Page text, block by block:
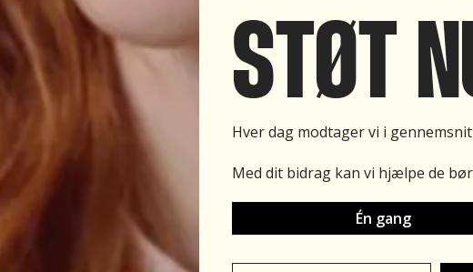
STØT
Hver dag modtager vi i
Med dit bidrag kan vi hjælpe de
ofte?
Én gang